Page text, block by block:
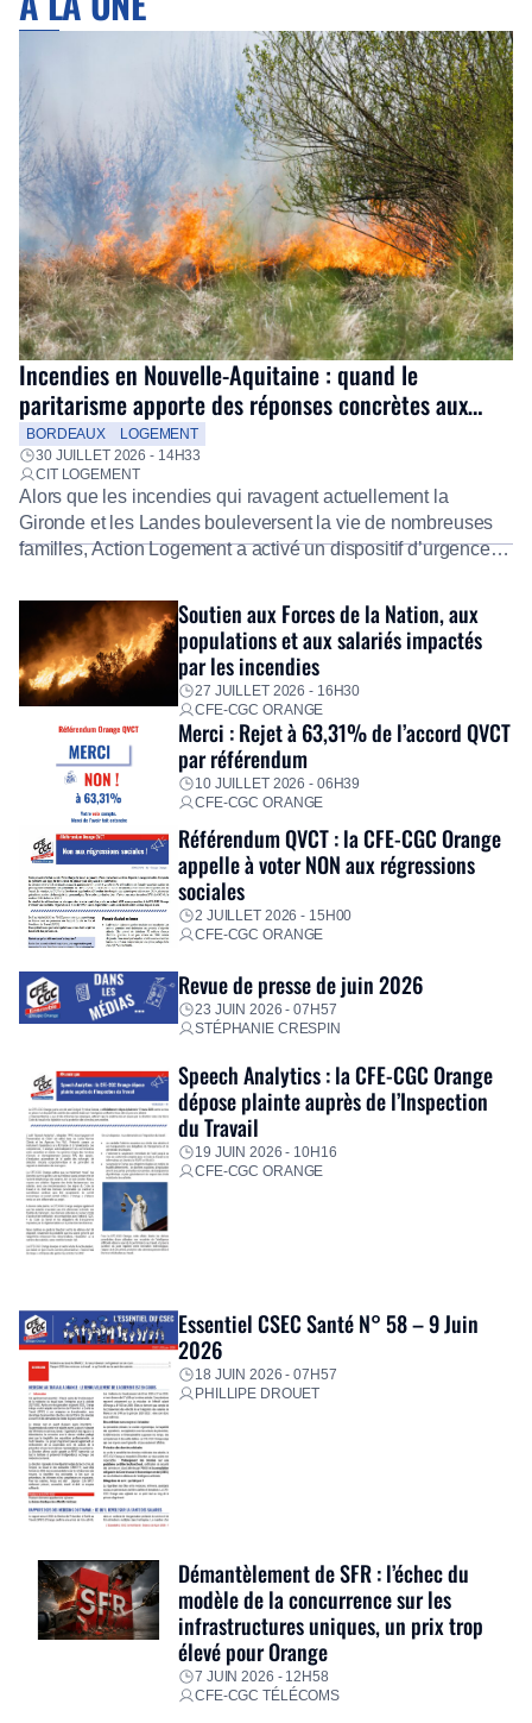
Incendies en Nouvelle-Aquitaine : quand le
paritarisme apporte des réponses concrètes aux
salariés
BORDEAUX
LOGEMENT
30 JUILLET 2026 - 14H33
CIT LOGEMENT
Alors que les incendies qui ravagent actuellement la
Gironde et les Landes bouleversent la vie de nombreuses
familles, Action Logement a activé un dispositif d’urgence
Fidèle à sa mission d’utilité sociale, le Groupe mobilise
immédiatement ses équipes afin de proposer un diagnostic
personnalisé, des aides financières pour faire face aux
premières dépenses, […]
Soutien aux Forces de la Nation, aux
populations et aux salariés impactés
par les incendies
27 JUILLET 2026 - 16H30
CFE-CGC ORANGE
Merci : Rejet à 63,31% de l’accord QVCT
par référendum
10 JUILLET 2026 - 06H39
CFE-CGC ORANGE
Référendum QVCT : la CFE-CGC Orange
appelle à voter NON aux régressions
sociales
2 JUILLET 2026 - 15H00
CFE-CGC ORANGE
Revue de presse de juin 2026
23 JUIN 2026 - 07H57
STÉPHANIE CRESPIN
Speech Analytics : la CFE-CGC Orange
dépose plainte auprès de l’Inspection
du Travail
19 JUIN 2026 - 10H16
CFE-CGC ORANGE
Essentiel CSEC Santé N° 58 – 9 Juin
2026
18 JUIN 2026 - 07H57
PHILLIPE DROUET
Démantèlement de SFR : l’échec du
modèle de la concurrence sur les
infrastructures uniques, un prix trop
élevé pour Orange
7 JUIN 2026 - 12H58
CFE-CGC TÉLÉCOMS